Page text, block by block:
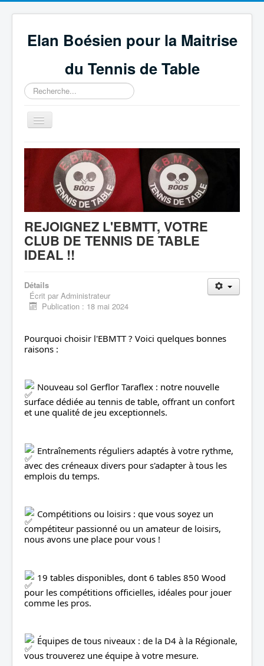
Elan Boésien pour la Maitrise
du Tennis de Table
Rechercher
Basculer
la
Accueil
Association
Compétitions
GEPNETT
Partenaires
Technique et règlement
Contacts
Evènements
REJOIGNEZ L'EBMTT, VOTRE
CLUB DE TENNIS DE TABLE
IDEAL !!
Détails
Écrit par Administrateur
Publication : 18 mai 2024
Pourquoi choisir l'EBMTT ? Voici quelques bonnes
raisons :
Nouveau sol Gerflor Taraflex : notre nouvelle
surface dédiée au tennis de table, offrant un confort
et une qualité de jeu exceptionnels.
Entraînements réguliers adaptés à votre rythme,
avec des créneaux divers pour s'adapter à tous les
emplois du temps.
Compétitions ou loisirs : que vous soyez un
compétiteur passionné ou un amateur de loisirs,
nous avons une place pour vous !
19 tables disponibles, dont 6 tables 850 Wood
pour les compétitions officielles, idéales pour jouer
comme les pros.
Équipes de tous niveaux : de la D4 à la Régionale,
vous trouverez une équipe à votre mesure.